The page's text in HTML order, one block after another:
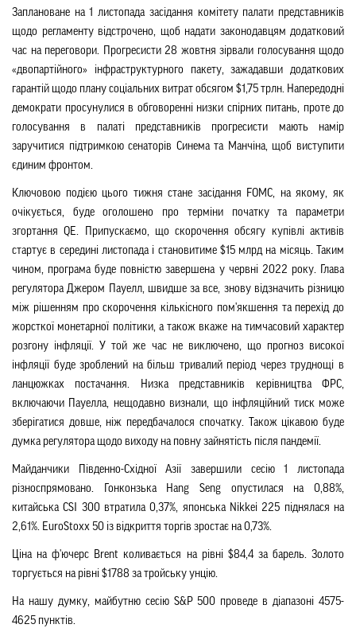
Заплановане на 1 листопада засідання комітету палати представників
щодо регламенту відстрочено, щоб надати законодавцям додатковий
час на переговори. Прогресисти 28 жовтня зірвали голосування щодо
«двопартійного» інфраструктурного пакету, зажадавши додаткових
гарантій щодо плану соціальних витрат обсягом $1,75 трлн. Напередодні
демократи просунулися в обговоренні низки спірних питань, проте до
голосування в палаті представників прогресисти мають намір
заручитися підтримкою сенаторів Синема та Манчіна, щоб виступити
єдиним фронтом.
Ключовою подією цього тижня стане засідання FOMC, на якому, як
очікується, буде оголошено про терміни початку та параметри
згортання QE. Припускаємо, що скорочення обсягу купівлі активів
стартує в середині листопада і становитиме $15 млрд на місяць. Таким
чином, програма буде повністю завершена у червні 2022 року. Глава
регулятора Джером Пауелл, швидше за все, знову відзначить різницю
між рішенням про скорочення кількісного пом'якшення та перехід до
жорсткої монетарної політики, а також вкаже на тимчасовий характер
розгону інфляції. У той же час не виключено, що прогноз високої
інфляції буде зроблений на більш тривалий період через труднощі в
ланцюжках постачання. Низка представників керівництва ФРС,
включаючи Пауелла, нещодавно визнали, що інфляційний тиск може
зберігатися довше, ніж передбачалося спочатку. Також цікавою буде
думка регулятора щодо виходу на повну зайнятість після пандемії.
Майданчики Південно-Східної Азії завершили сесію 1 листопада
різноспрямовано. Гонконзька Hang Seng опустилася на 0,88%,
китайська CSI 300 втратила 0,37%, японська Nikkei 225 піднялася на
2,61%. EuroStoxx 50 із відкриття торгів зростає на 0,73%.
Ціна на ф'ючерс Brent коливається на рівні $84,4 за барель. Золото
торгується на рівні $1788 за тройську унцію.
На нашу думку, майбутню сесію S&P 500 проведе в діапазоні 4575-
4625 пунктів.